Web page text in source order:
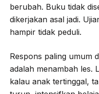
berubah. Buku tidak
dikerjakan asal jadi.
hampir tidak peduli.
Respons paling umum
adalah menambah les.
kalau anak tertinggal,